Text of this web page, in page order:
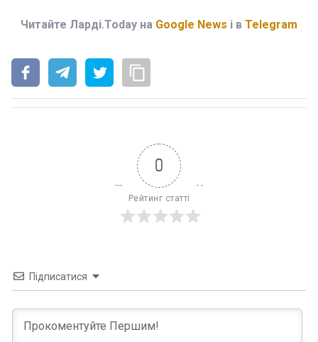
Читайте Ларді.Today на Google News і в Telegram
0
Рейтинг статті
Підписатися